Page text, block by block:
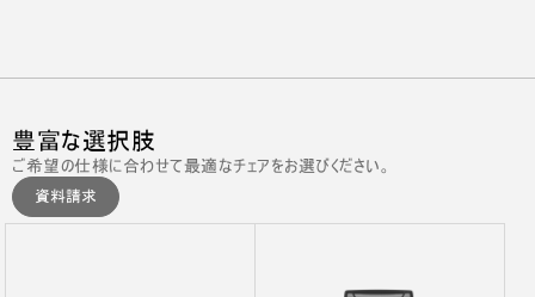
豊富な選択肢
ご希望の仕様に合わせて最適なチェアをお選びください。
資料請求